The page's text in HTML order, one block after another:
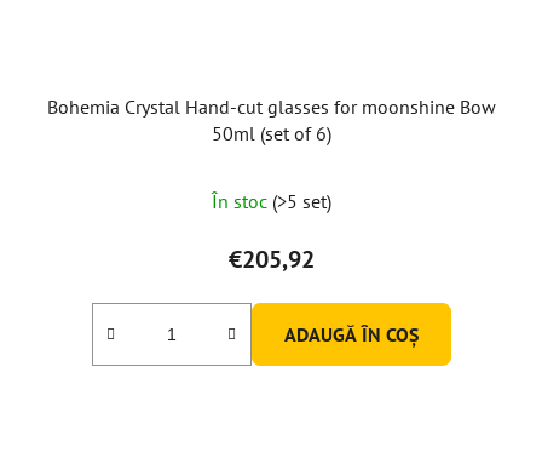
Bohemia Crystal Hand-cut glasses for moonshine Bow
50ml (set of 6)
În stoc (>5 set)
€205,92
ADAUGĂ ÎN COŞ